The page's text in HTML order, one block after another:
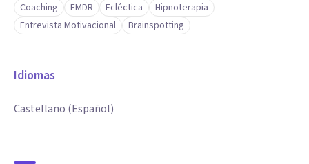
Coaching
EMDR Ecléctica
Hipnoterapia
Entrevista Motivacional
Brainspotting
Idiomas
Castellano (Español)